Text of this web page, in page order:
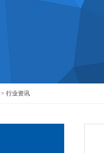
> 行业资讯